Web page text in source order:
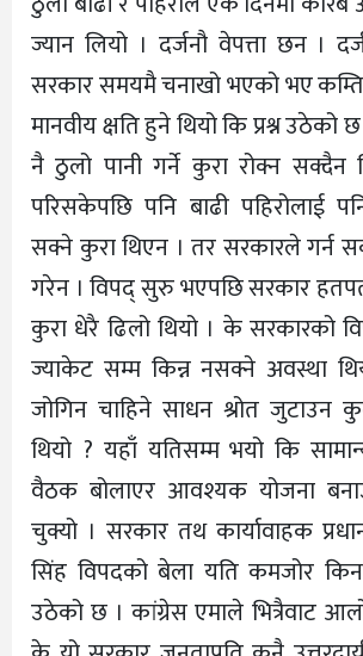
ज्यान लियो । दर्जनौ वेपत्ता छन ।
सरकार समयमै चनाखो भएको भए
मानवीय क्षति हुने थियो कि प्रश्न
नै ठुलो पानी गर्ने कुरा रोक्न सक्दैन
परिसकेपछि पनि बाढी पहिरोलाई
सक्ने कुरा थिएन । तर सरकारले गर्न
गरेन । विपद् सुरु भएपछि सरकार हतपत
कुरा धेरै ढिलो थियो । के सरकारको
ज्याकेट सम्म किन्न नसक्ने अवस्था
जोगिन चाहिने साधन श्रोत जुटाउन
थियो ? यहाँ यतिसम्म भयो कि
वैठक बोलाएर आवश्यक योजना
चुक्यो । सरकार तथ कार्यावाहक
सिंह विपदको बेला यति कमजोर किन
उठेको छ । कांग्रेस एमाले भित्रैवाट